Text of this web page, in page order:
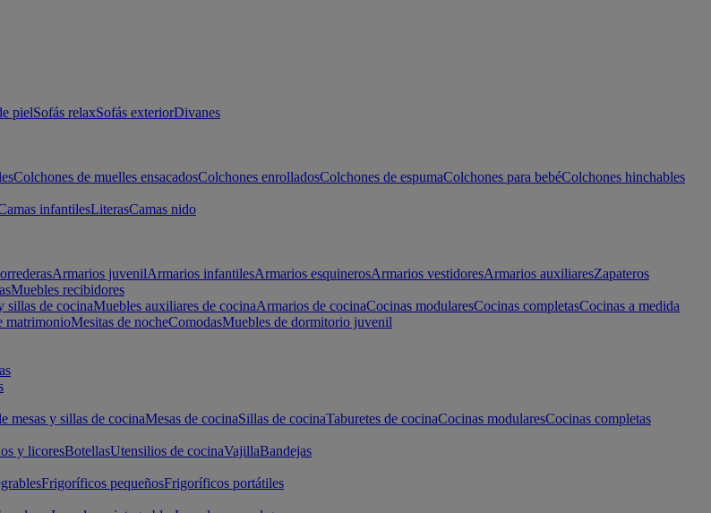
pielSofás relaxSofás exteriorDivanes
Colchones de muelles ensacadosColchones enrolladosColchones de espumaColchones para bebéColchones hinchables
infantilesLiterasCamas nido
Armarios juvenilArmarios infantilesArmarios esquinerosArmarios vestidoresArmarios auxiliaresZapateros
Muebles recibidores
sillas de cocinaMuebles auxiliares de cocinaArmarios de cocinaCocinas modularesCocinas completasCocinas a medida
matrimonioMesitas de nocheComodasMuebles de dormitorio juvenil
mesas y sillas de cocinaMesas de cocinaSillas de cocinaTaburetes de cocinaCocinas modularesCocinas completas
y licoresBotellasUtensilios de cocinaVajillaBandejas
Frigoríficos pequeñosFrigoríficos portátiles